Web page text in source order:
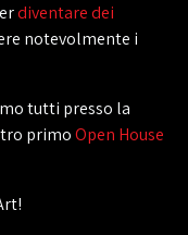
diventare dei
notevolmente i
tutti presso la
primoOpen House